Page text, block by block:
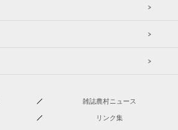
雑誌農村ニュース
リンク集